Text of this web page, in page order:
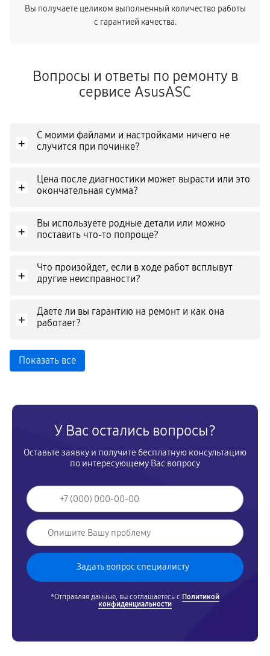
Вы получаете целиком выполненный количество работы
с гарантией качества.
Вопросы и ответы по ремонту в
сервисе AsusASC
+
С моими файлами и настройками ничего не
случится при починке?
+
Цена после диагностики может вырасти или это
окончательная сумма?
+
Вы используете родные детали или можно
поставить что-то попроще?
+
Что произойдет, если в ходе работ всплывут
другие неисправности?
+
Даете ли вы гарантию на ремонт и как она
работает?
Показать все
У Вас остались вопросы?
Оставьте заявку и получите бесплатную консультацию
по интересующему Вас вопросу
*Отправляя данные, вы соглашаетесь с Политикой
конфиденциальности